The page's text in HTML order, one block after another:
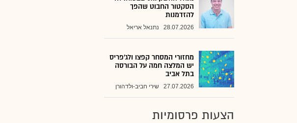
הסקטור החבוט שהפך
להזדמנות
28.07.2026 נתנאל אריאל
מחזורי המסחר קפצו ולג'פריס
יש המלצה חמה על הבורסה
בתל אביב
27.07.2026 שירי חביב-ולדהורן
הצעות פרסומיות